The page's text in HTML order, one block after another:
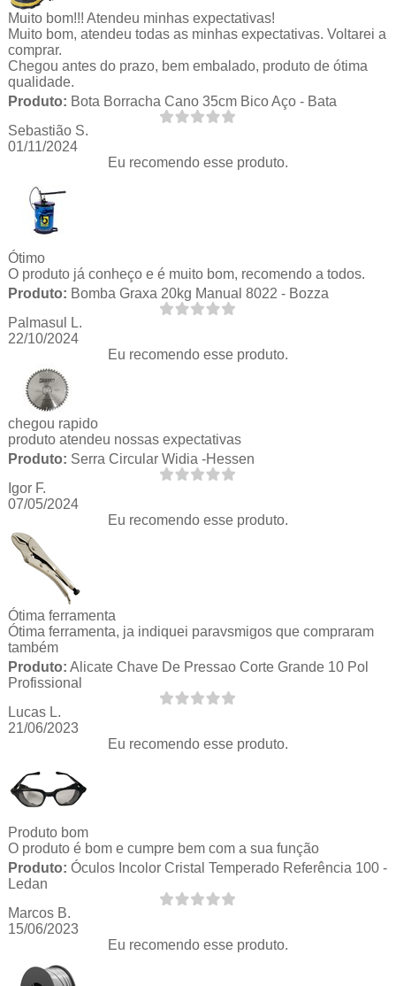
Muito bom!!! Atendeu minhas expectativas!
Muito bom, atendeu todas as minhas expectativas. Voltarei a
comprar.
Chegou antes do prazo, bem embalado, produto de ótima
qualidade.
Produto: Bota Borracha Cano 35cm Bico Aço - Bata
Sebastião S.
01/11/2024
Eu recomendo esse produto.
Ótimo
O produto já conheço e é muito bom, recomendo a todos.
Produto: Bomba Graxa 20kg Manual 8022 - Bozza
Palmasul L.
22/10/2024
Eu recomendo esse produto.
chegou rapido
produto atendeu nossas expectativas
Produto: Serra Circular Widia -Hessen
Igor F.
07/05/2024
Eu recomendo esse produto.
Ótima ferramenta
Ótima ferramenta, ja indiquei paravsmigos que compraram
também
Produto: Alicate Chave De Pressao Corte Grande 10 Pol
Profissional
Lucas L.
21/06/2023
Eu recomendo esse produto.
Produto bom
O produto é bom e cumpre bem com a sua função
Produto: Óculos Incolor Cristal Temperado Referência 100 -
Ledan
Marcos B.
15/06/2023
Eu recomendo esse produto.